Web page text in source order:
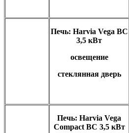
Печь: Harvia Vega BC
3,5 кВт
освещение
стеклянная дверь
Печь: Harvia Vega
Compact BC 3,5 кВт